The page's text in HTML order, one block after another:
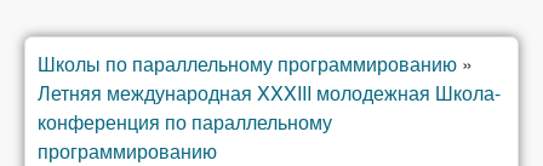
Вы здесь
Школы по параллельному программированию »
Летняя международная XXXIII молодежная Школа-
конференция по параллельному
программированию